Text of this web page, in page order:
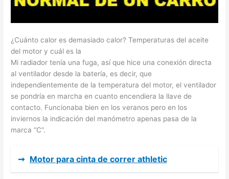
¿Cuánto calor es demasiado calor? Temperaturas del aceite
del motor y cuál es la
Mi radiador tenía una fuga, así que hice una conexión directa
al ventilador desde la batería, es decir, que
independientemente de la temperatura del motor, el ventilador
se pondría en marcha en cuanto encendiera la llave de
contacto. Funcionaba bien en los veranos pero en los
inviernos la indicación del manómetro apenas pasa de la
marca “C”.
➞ Motor para cinta de correr athletic